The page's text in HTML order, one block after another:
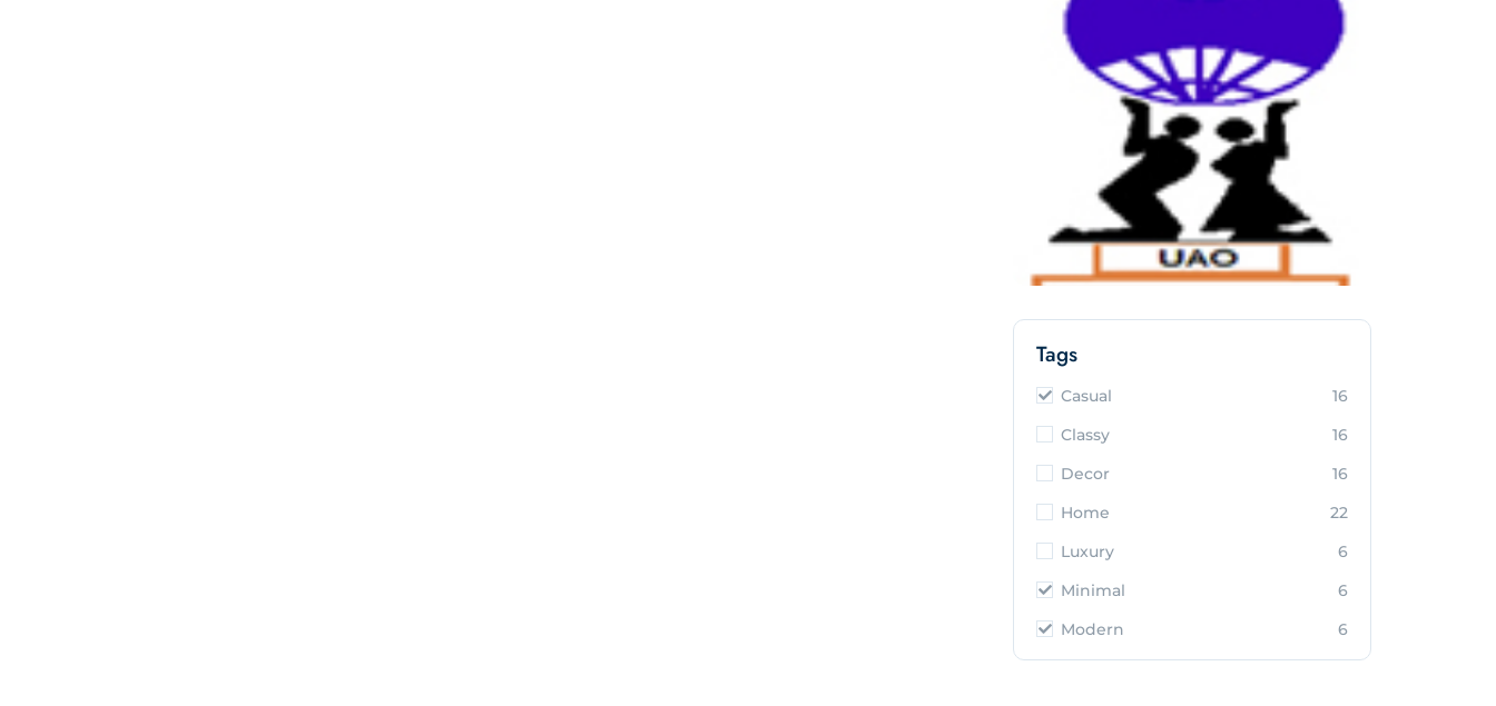
Tags
Casual
16
Classy
16
Decor
16
Home
22
Luxury
6
Minimal
6
Modern
6